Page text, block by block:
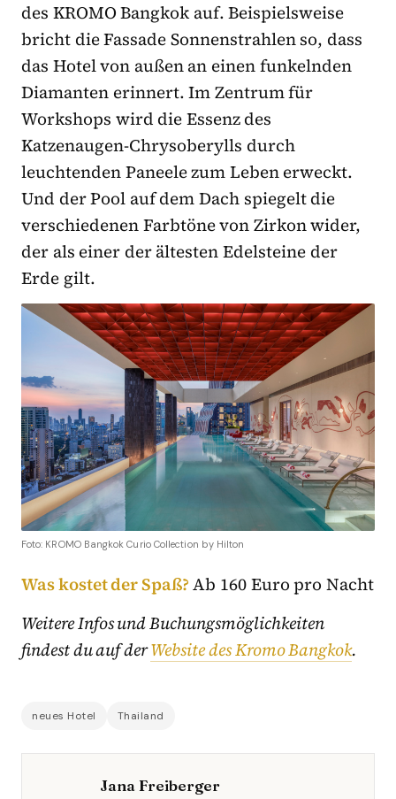
des KROMO Bangkok auf. Beispielsweise
bricht die Fassade Sonnenstrahlen so, dass
das Hotel von außen an einen funkelnden
Diamanten erinnert. Im Zentrum für
Workshops wird die Essenz des
Katzenaugen-Chrysoberylls durch
leuchtenden Paneele zum Leben erweckt.
Und der Pool auf dem Dach spiegelt die
verschiedenen Farbtöne von Zirkon wider,
der als einer der ältesten Edelsteine der
Erde gilt.
Foto: KROMO Bangkok Curio Collection by Hilton
Was kostet der Spaß?Ab 160 Euro pro Nacht
Weitere Infos und Buchungsmöglichkeiten
findest du auf derWebsite des Kromo Bangkok.
neues Hotel Thailand
Jana Freiberger